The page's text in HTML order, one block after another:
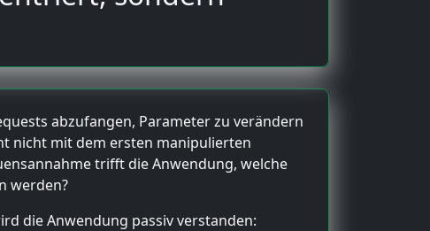
abzufangen, Parameter zu verändern
nicht mit dem ersten manipulierten
trifft die Anwendung, welche
werden?
die Anwendung passiv verstanden: